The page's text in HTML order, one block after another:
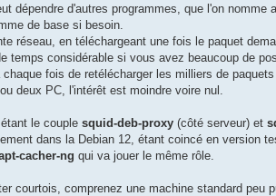
d'autres programmes, que l'on nomme
de base si besoin.
réseau, en téléchargeant une fois le paquet
considérable si vous avez beaucoup de
fois de retélécharger les milliers de
deux PC, l'intérêt est moindre voire nul.
le couple squid-deb-proxy (côté serveur) et
dans la Debian 12, étant coincé en version
cacher-ng qui va jouer le même rôle.
courtois, comprenez une machine standard peu